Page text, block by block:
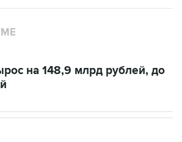
на 148,9 млрд рублей, до